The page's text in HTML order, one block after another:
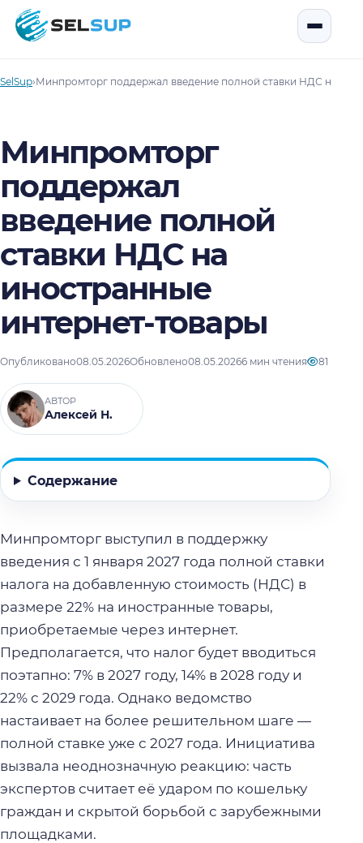
SelSup
SelSup›Минпромторг поддержал введение полной ставки НДС на
Минпромторг
поддержал
введение полной
ставки НДС на
иностранные
интернет-товары
Опубликовано08.05.2026Обновлено08.05.20266 мин чтения 81
АВТОР
Алексей Н.
Содержание
Минпромторг выступил в поддержку
введения с 1 января 2027 года полной ставки
налога на добавленную стоимость (НДС) в
размере 22% на иностранные товары,
приобретаемые через интернет.
Предполагается, что налог будет вводиться
поэтапно: 7% в 2027 году, 14% в 2028 году и
22% с 2029 года. Однако ведомство
настаивает на более решительном шаге —
полной ставке уже с 2027 года. Инициатива
вызвала неоднозначную реакцию: часть
экспертов считает её ударом по кошельку
граждан и скрытой борьбой с зарубежными
площадками.